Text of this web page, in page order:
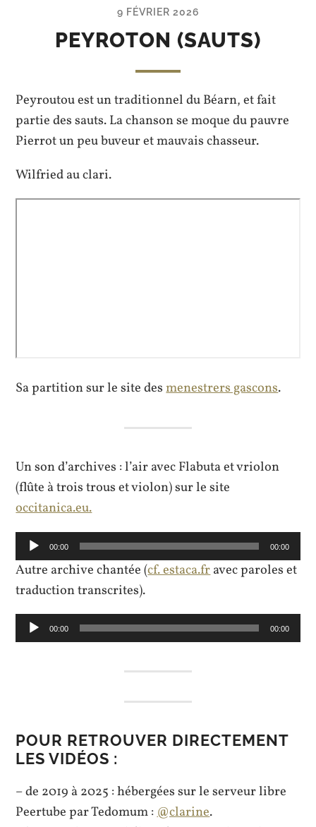
9 FÉVRIER 2026
PEYROTON (SAUTS)
Peyroutou est un traditionnel du Béarn, et fait
partie des sauts. La chanson se moque du pauvre
Pierrot un peu buveur et mauvais chasseur.
Wilfried au clari.
Sa partition sur le site desmenestrers gascons.
Un son d’archives : l’air avec Flabuta et vriolon
(flûte à trois trous et violon) sur le site
occitanica.eu.
Lecteur
audio
00:00 00:00
Autre archive chantée (cf. estaca.fravec paroles et
traduction transcrites).
Lecteur
audio
00:00 00:00
POUR RETROUVER DIRECTEMENT
LES VIDÉOS :
– de 2019 à 2025 : hébergées sur le serveur libre
Peertube par Tedomum :@clarine.